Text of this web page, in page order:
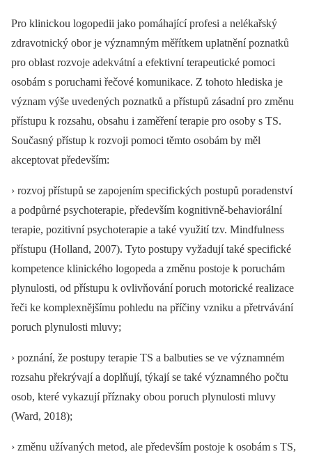
Pro klinickou logopedii jako pomáhající profesi a nelékařský
zdravotnický obor je významným měřítkem uplatnění poznatků
pro oblast rozvoje adekvátní a efektivní terapeutické pomoci
osobám s poruchami řečové komunikace. Z tohoto hlediska je
význam výše uvedených poznatků a přístupů zásadní pro změnu
přístupu k rozsahu, obsahu i zaměření terapie pro osoby s TS.
Současný přístup k rozvoji pomoci těmto osobám by měl
akceptovat především:
› rozvoj přístupů se zapojením specifických postupů poradenství
a podpůrné psychoterapie, především kognitivně-behaviorální
terapie, pozitivní psychoterapie a také využití tzv. Mindfulness
přístupu (Holland, 2007). Tyto postupy vyžadují také specifické
kompetence klinického logopeda a změnu postoje k poruchám
plynulosti, od přístupu k ovlivňování poruch motorické realizace
řeči ke komplexnějšímu pohledu na příčiny vzniku a přetrvávání
poruch plynulosti mluvy;
› poznání, že postupy terapie TS a balbuties se ve významném
rozsahu překrývají a doplňují, týkají se také významného počtu
osob, které vykazují příznaky obou poruch plynulosti mluvy
(Ward, 2018);
› změnu užívaných metod, ale především postoje k osobám s TS,